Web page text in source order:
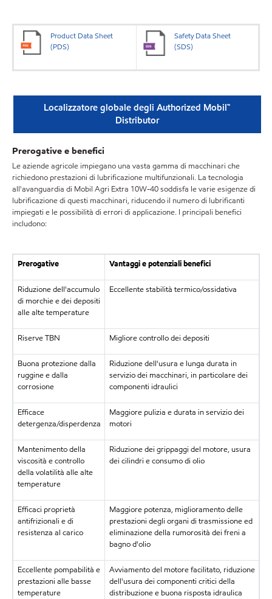
Product Data Sheet
(PDS)
Safety Data Sheet
(SDS)
Localizzatore globale degli Authorized Mobil™
Distributor
Prerogative e benefici
Le aziende agricole impiegano una vasta gamma di macchinari che
richiedono prestazioni di lubrificazione multifunzionali. La tecnologia
all'avanguardia di Mobil Agri Extra 10W-40 soddisfa le varie esigenze di
lubrificazione di questi macchinari, riducendo il numero di lubrificanti
impiegati e le possibilità di errori di applicazione. I principali benefici
includono:
Prerogative Vantaggi e potenziali benefici
Riduzione dell'accumulo
di morchie e dei depositi
alle alte temperature
Eccellente stabilità termico/ossidativa
Riserve TBN Migliore controllo dei depositi
Buona protezione dalla
ruggine e dalla
corrosione
Riduzione dell'usura e lunga durata in
servizio dei macchinari, in particolare dei
componenti idraulici
Efficace
detergenza/disperdenza
Maggiore pulizia e durata in servizio dei
motori
Mantenimento della
viscosità e controllo
della volatilità alle alte
temperature
Riduzione dei grippaggi del motore, usura
dei cilindri e consumo di olio
Efficaci proprietà
antifrizionali e di
resistenza al carico
Maggiore potenza, miglioramento delle
prestazioni degli organi di trasmissione ed
eliminazione della rumorosità dei freni a
bagno d'olio
Eccellente pompabilità e
prestazioni alle basse
temperature
Avviamento del motore facilitato, riduzione
dell'usura dei componenti critici della
distribuzione e buona risposta idraulica